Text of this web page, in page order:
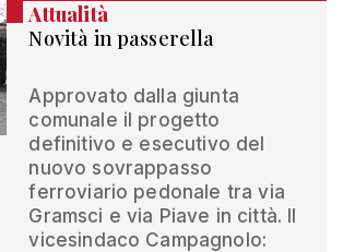
Attualità
Novità in passerella
Approvato dalla giunta
comunale il progetto
definitivo e esecutivo del
nuovo sovrappasso
ferroviario pedonale tra via
Gramsci e via Piave in città. Il
vicesindaco Campagnolo: